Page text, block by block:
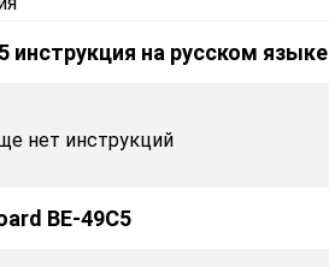
инструкция на русском языке
нет инструкций
BE-49C5